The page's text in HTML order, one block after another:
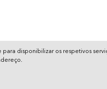
para disponibilizar os respetivos